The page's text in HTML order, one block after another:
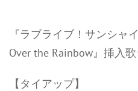
『ラブライブ！サンシャ
Over the Rainbow』挿入
【タイアップ】